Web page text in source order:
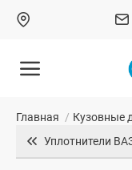
Главная / Кузовные
Уплотнители